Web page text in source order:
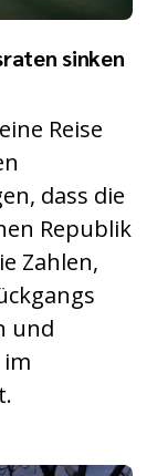
sinken
Reise
dass die
Republik
Zahlen,
und